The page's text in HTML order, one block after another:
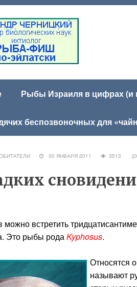
Рыбы Израиля в цифрах (и
беспозвоночных для
30 ЯНВАРЯ 2011 3513
можно встретить
Это рыбы родаKyphosus.
Относятся
называют